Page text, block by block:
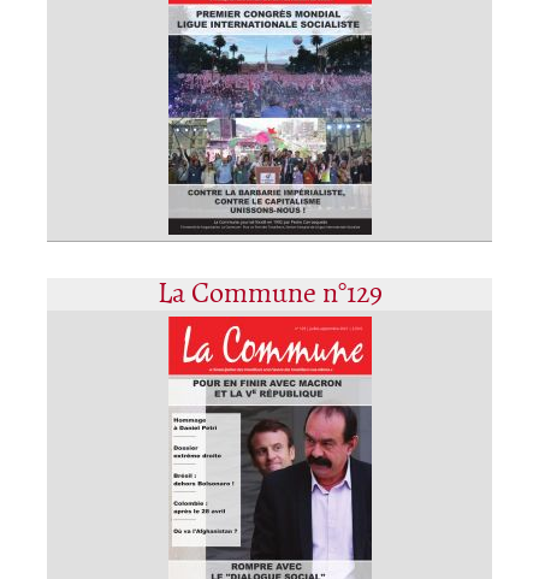
La Commune n°129